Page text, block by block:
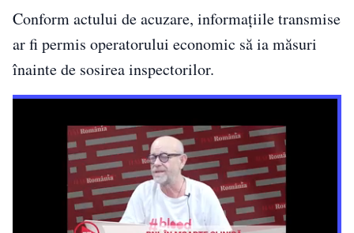
Conform actului de acuzare, informațiile transmise
ar fi permis operatorului economic să ia măsuri
înainte de sosirea inspectorilor.